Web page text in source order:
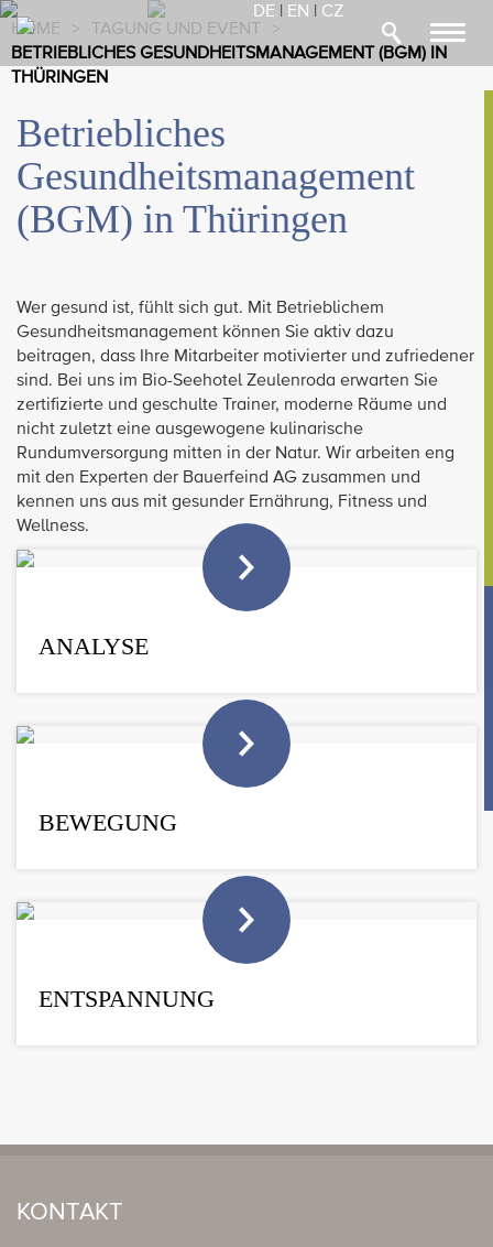
DE EN
CZ
HOME > TAGUNG UND EVENT
>
BETRIEBLICHES GESUNDHEITSMANAGEMENT (BGM) IN
THÜRINGEN
Betriebliches
Gesundheitsmanagement
(BGM) in Thüringen
Wer gesund ist, fühlt sich gut. Mit Betrieblichem
Gesundheitsmanagement können Sie aktiv dazu
beitragen, dass Ihre Mitarbeiter motivierter und zufriedener
sind. Bei uns im Bio-Seehotel Zeulenroda erwarten Sie
zertifizierte und geschulte Trainer, moderne Räume und
nicht zuletzt eine ausgewogene kulinarische
Rundumversorgung mitten in der Natur. Wir arbeiten eng
mit den Experten der Bauerfeind AG zusammen und
kennen uns aus mit gesunder Ernährung, Fitness und
Wellness.
ANALYSE
BEWEGUNG
ENTSPANNUNG
KONTAKT